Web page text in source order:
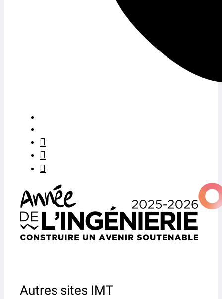
Autres sites IMT